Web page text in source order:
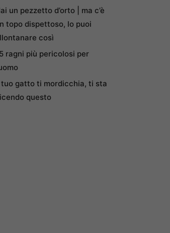
un pezzetto d’orto | ma c’è
topo dispettoso, lo puoi
così
ragni più pericolosi per
tuo gatto ti mordicchia, ti sta
questo